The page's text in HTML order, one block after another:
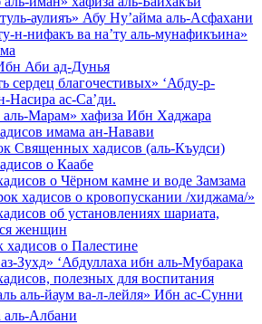
аулияъ» Абу Ну’айма аль-Асфахани
н-нифакъ ва на’ту аль-мунафикъина»
Аби ад-Дунья
сердец благочестивых» ‘Абду-р-
Насира ас-Са’ди.
аль-Марам» хафиза Ибн Хаджара
имама ан-Навави
Священных хадисов (аль-Къудси)
о Каабе
о Чёрном камне и воде Замзама
хадисов о кровопускании /хиджама/»
об установлениях шариата,
женщин
о Палестине
Зухд» ‘Абдуллаха ибн аль-Мубарака
полезных для воспитания
аль-йаум ва-л-лейля» Ибн ас-Сунни
Албани